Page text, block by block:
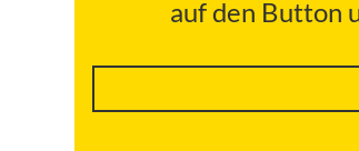
auf den Button